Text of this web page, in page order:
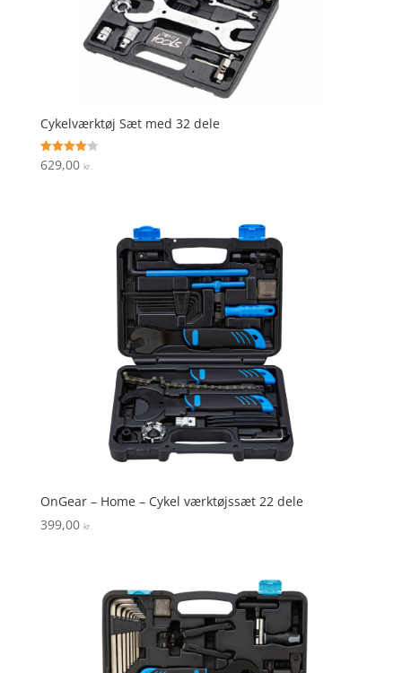
Cykelværktøj Sæt med 32 dele
Vurderet
4.1
629,00 kr.
OnGear – Home – Cykel værktøjssæt 22 dele
399,00 kr.